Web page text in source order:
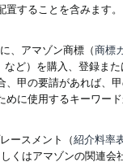
することを含みます
、アマゾン商標（商標
ど）を購入、登録ま
、甲の要請があれば、
に使用するキーワー
ースメント（紹介料率
くはアマゾンの関連